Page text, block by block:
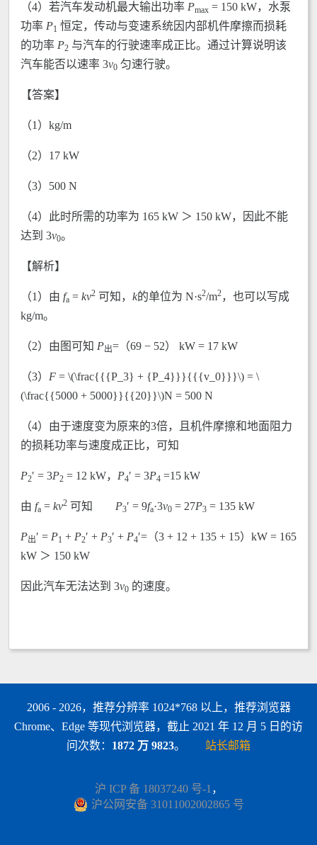
（4）若汽车发动机最大输出功率 Pmax = 150 kW，水泵
功率 P1 恒定，传动与变速系统因内部机件摩擦而损耗
的功率 P2 与汽车的行驶速率成正比。通过计算说明该
汽车能否以速率 3v0 匀速行驶。
【答案】
（1）kg/m
（2）17 kW
（3）500 N
（4）此时所需的功率为 165 kW ＞ 150 kW，因此不能
达到 3v0。
【解析】
（1）由 fa = kv2 可知， k的单位为 N·s2/m2，也可以写成
kg/m。
（2）由图可知 P出=（69 − 52） kW = 17 kW
（3） F = \(\frac{{{P_3} + {P_4}}}{{{v_0}}}\) = \
(\frac{{5000 + 5000}}{{20}}\)N = 500 N
（4）由于速度变为原来的3倍，且机件摩擦和地面阻力
的损耗功率与速度成正比，可知
P2′ = 3P2 = 12 kW， P4′ = 3P4 =15 kW
由 fa = kv2 可知 P3′ = 9fa·3v0 = 27P3 = 135 kW
P出′ = P1 + P2′ + P3′ + P4′=（3 + 12 + 135 + 15）kW = 165
kW ＞ 150 kW
因此汽车无法达到 3v0 的速度。
2006 - 2026，推荐分辨率 1024*768 以上，推荐浏览器
Chrome、Edge 等现代浏览器，截止 2021 年 12 月 5 日的访
问次数： 1872 万 9823。 站长邮箱
沪 ICP 备 18037240 号-1 ，
沪公网安备 31011002002865 号